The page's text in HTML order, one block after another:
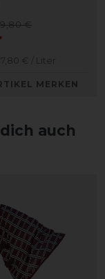
€
17,80 € / Liter
MERKEN
auch